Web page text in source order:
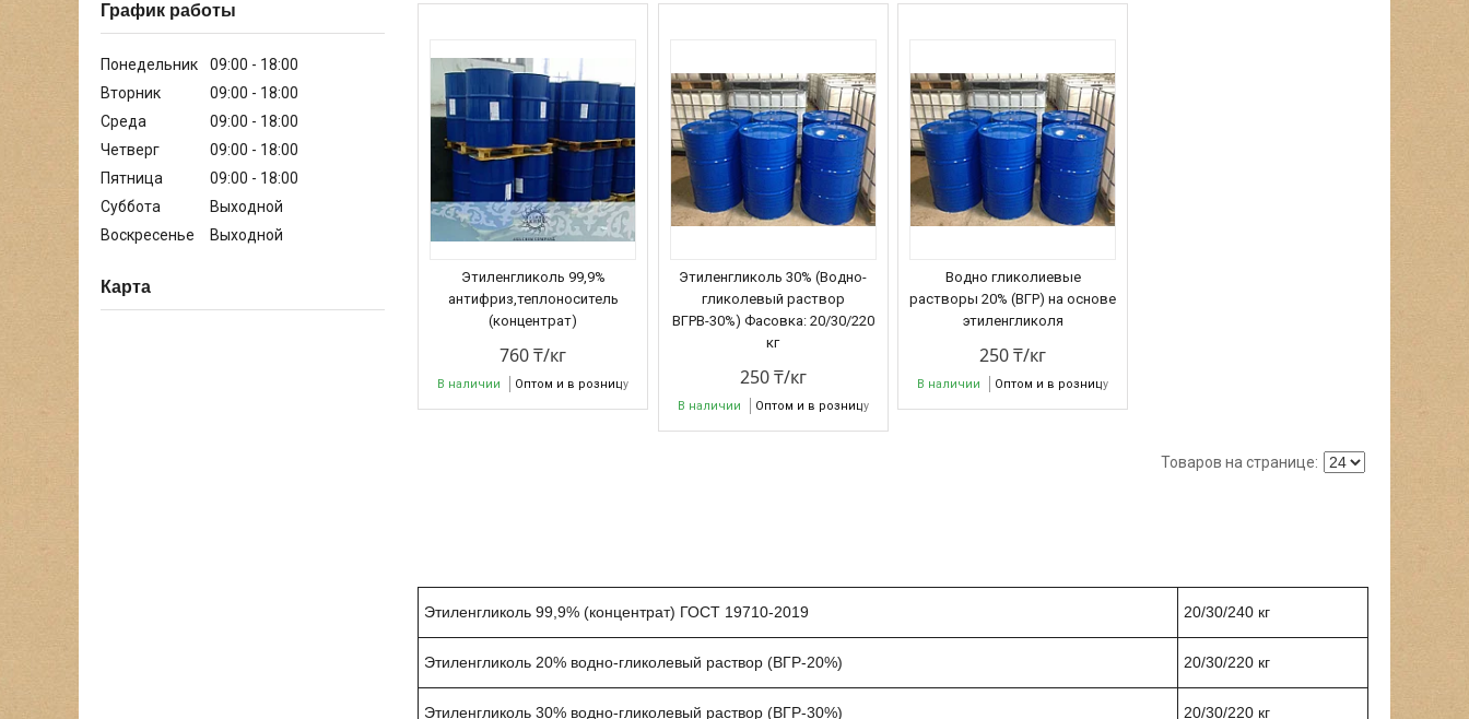
Этиленгликоль 99,9%
антифриз,теплоноситель
(концентрат)
760 ₸/кг
В наличии Оптом и в розницу
Этиленгликоль 30% (Водно-
гликолевый раствор
ВГРВ-30%) Фасовка: 20/30/220
кг
250 ₸/кг
В наличии Оптом и в розницу
Водно гликолиевые
растворы 20% (ВГР) на основе
этиленгликоля
250 ₸/кг
В наличии Оптом и в розницу
Этиленгликоль 99,9% (концентрат) ГОСТ 19710-2019 20/30/240 кг
Этиленгликоль 20% водно-гликолевый раствор (ВГР-20%) 20/30/220 кг
Этиленгликоль 30% водно-гликолевый раствор (ВГР-30%) 20/30/220 кг
График работы
Понедельник 09:00
18:00
Вторник
09:00
18:00
Среда
09:00
18:00
Четверг
09:00
18:00
Пятница
09:00
18:00
Суббота
Выходной
Воскресенье
Выходной
Карта